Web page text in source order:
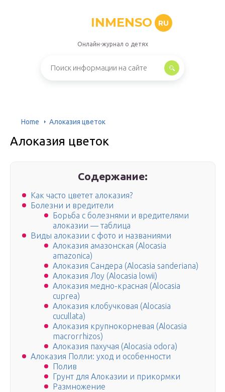
INMENSO RU
Онлайн-журнал о детях
Home Алоказия цветок
Алоказия цветок
Содержание:
Как часто цветет алоказия?
Болезни и вредители
Борьба с болезнями и вредителями
алоказии — таблица
Виды алоказии с фото и названиями
Алоказия амазонская (Alocasia
amazonica)
Алоказия Сандера (Alocasia sanderiana)
Алоказия Лоу (Alocasia lowii)
Алоказия медно-красная (Alocasia
cuprea)
Алоказия клобучковая (Alocasia
cucullata)
Алоказия крупнокорневая (Alocasia
macrorrhizos)
Алоказия пахучая (Alocasia odora)
Алоказия Полли: уход и особенности
Полив
Грунт для Алоказии и прикормки
Размножение